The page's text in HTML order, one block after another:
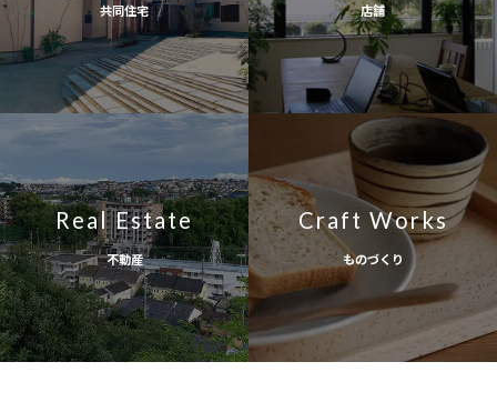
共同住宅 店舗
Real Estate
不動産
Craft Works
ものづくり